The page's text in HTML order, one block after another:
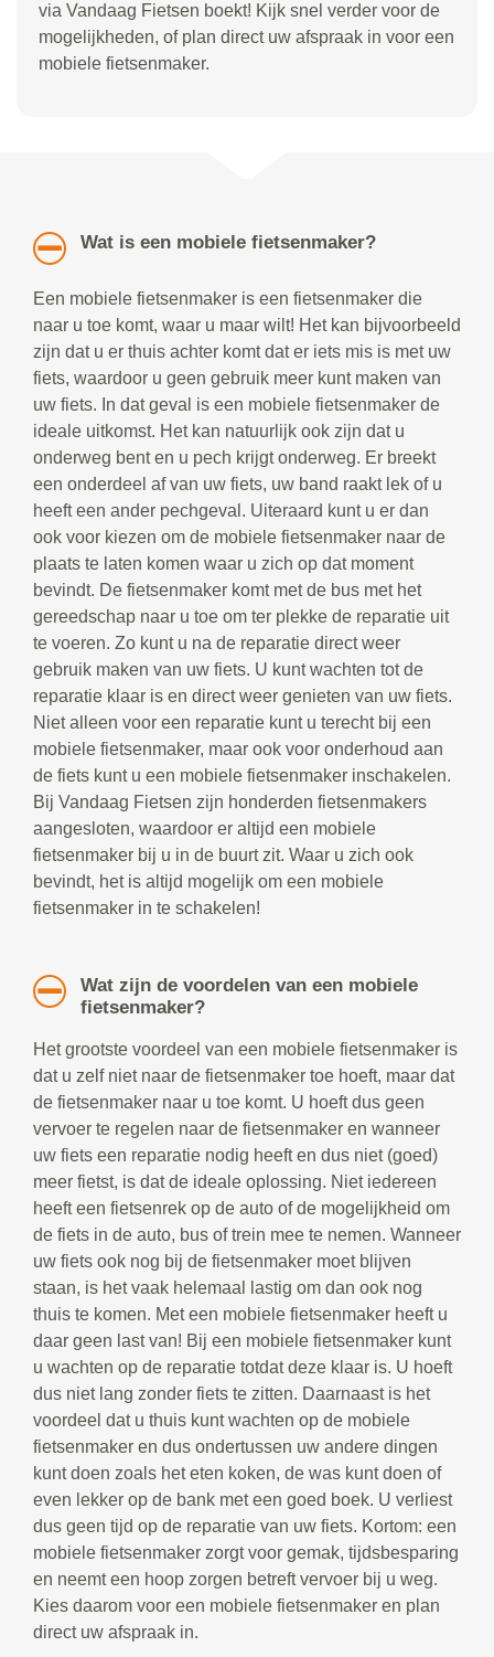
via Vandaag Fietsen boekt! Kijk snel verder voor de
mogelijkheden, of plan direct uw afspraak in voor een
mobiele fietsenmaker.
Wat is een mobiele fietsenmaker?
Een mobiele fietsenmaker is een fietsenmaker die
naar u toe komt, waar u maar wilt! Het kan bijvoorbeeld
zijn dat u er thuis achter komt dat er iets mis is met uw
fiets, waardoor u geen gebruik meer kunt maken van
uw fiets. In dat geval is een mobiele fietsenmaker de
ideale uitkomst. Het kan natuurlijk ook zijn dat u
onderweg bent en u pech krijgt onderweg. Er breekt
een onderdeel af van uw fiets, uw band raakt lek of u
heeft een ander pechgeval. Uiteraard kunt u er dan
ook voor kiezen om de mobiele fietsenmaker naar de
plaats te laten komen waar u zich op dat moment
bevindt. De fietsenmaker komt met de bus met het
gereedschap naar u toe om ter plekke de reparatie uit
te voeren. Zo kunt u na de reparatie direct weer
gebruik maken van uw fiets. U kunt wachten tot de
reparatie klaar is en direct weer genieten van uw fiets.
Niet alleen voor een reparatie kunt u terecht bij een
mobiele fietsenmaker, maar ook voor onderhoud aan
de fiets kunt u een mobiele fietsenmaker inschakelen.
Bij Vandaag Fietsen zijn honderden fietsenmakers
aangesloten, waardoor er altijd een mobiele
fietsenmaker bij u in de buurt zit. Waar u zich ook
bevindt, het is altijd mogelijk om een mobiele
fietsenmaker in te schakelen!
Wat zijn de voordelen van een mobiele
fietsenmaker?
Het grootste voordeel van een mobiele fietsenmaker is
dat u zelf niet naar de fietsenmaker toe hoeft, maar dat
de fietsenmaker naar u toe komt. U hoeft dus geen
vervoer te regelen naar de fietsenmaker en wanneer
uw fiets een reparatie nodig heeft en dus niet (goed)
meer fietst, is dat de ideale oplossing. Niet iedereen
heeft een fietsenrek op de auto of de mogelijkheid om
de fiets in de auto, bus of trein mee te nemen. Wanneer
uw fiets ook nog bij de fietsenmaker moet blijven
staan, is het vaak helemaal lastig om dan ook nog
thuis te komen. Met een mobiele fietsenmaker heeft u
daar geen last van! Bij een mobiele fietsenmaker kunt
u wachten op de reparatie totdat deze klaar is. U hoeft
dus niet lang zonder fiets te zitten. Daarnaast is het
voordeel dat u thuis kunt wachten op de mobiele
fietsenmaker en dus ondertussen uw andere dingen
kunt doen zoals het eten koken, de was kunt doen of
even lekker op de bank met een goed boek. U verliest
dus geen tijd op de reparatie van uw fiets. Kortom: een
mobiele fietsenmaker zorgt voor gemak, tijdsbesparing
en neemt een hoop zorgen betreft vervoer bij u weg.
Kies daarom voor een mobiele fietsenmaker en plan
direct uw afspraak in.